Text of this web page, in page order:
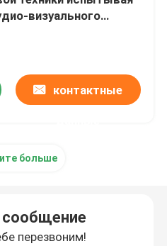
визуального
контактные
больше
сообщение
перезвоним!